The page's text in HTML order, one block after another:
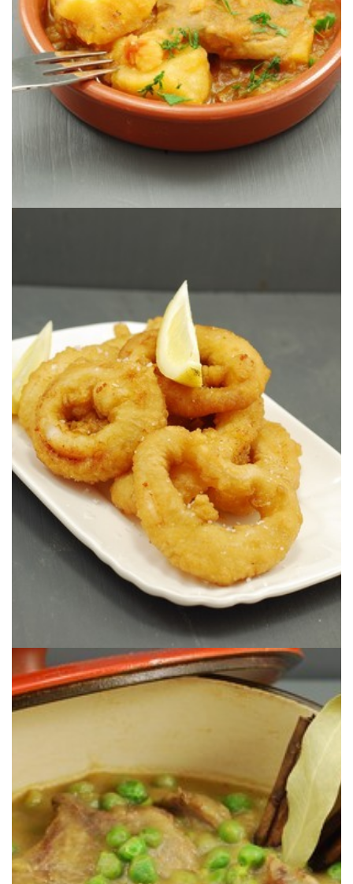
PROYECTO ROCA: ESTOFADO DE
LENGUA DE TERNERA CON PATATAS
PROYECTO ROCA: CALAMARES DE LA
ROMANA
Los mejores calamares a la romana que haya comido nunca.
Un clásico de la cocina catalana, sencillo y delicioso, con una salsita
para mojar pan.